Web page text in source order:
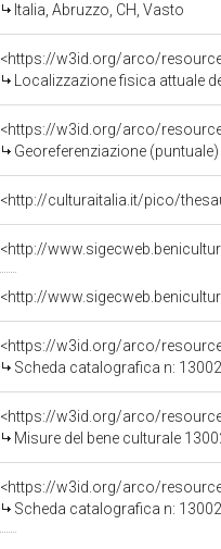
Italia, Abruzzo, CH, Vasto
<https://w3id.org/arco/
Localizzazione fisica attuale
<https://w3id.org/arco/
Georeferenziazione
<http://culturaitalia.it/pico/
<http://
<http://
<https://w3id.org/arco/
Scheda catalografica n:
<https://w3id.org/arco/
Misure del bene culturale
<https://w3id.org/arco/
Scheda catalografica n: